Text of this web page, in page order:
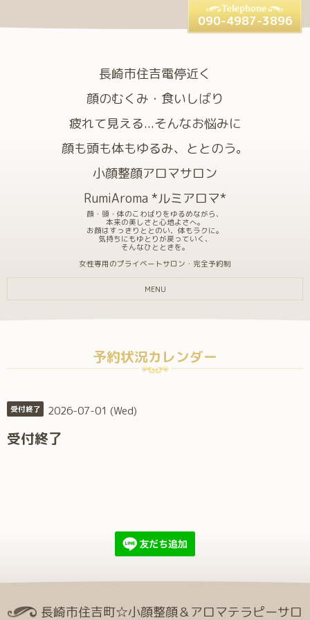
長崎市住吉電停近く
顔のむくみ・食いしばり
疲れて見える...そんなお悩みに
顔も頭も体もゆるみ、ととのう。
小顔整顔アロマサロン
RumiAroma *ルミアロマ*
顔・頭・体のこわばりをゆるめながら、
本来の美しさと心地よさへ。
お顔はすっきりととのい、体もラクに。
気持ちにもゆとりが戻っていく、
そんなひとときを。
女性専用のプライベートサロン・完全予約制
090-4987-3896
MENU
予約状況カレンダー
受付終了 2026-07-01 (Wed)
受付終了
長崎市住吉町☆小顔整顔＆アロマテラピーサロ